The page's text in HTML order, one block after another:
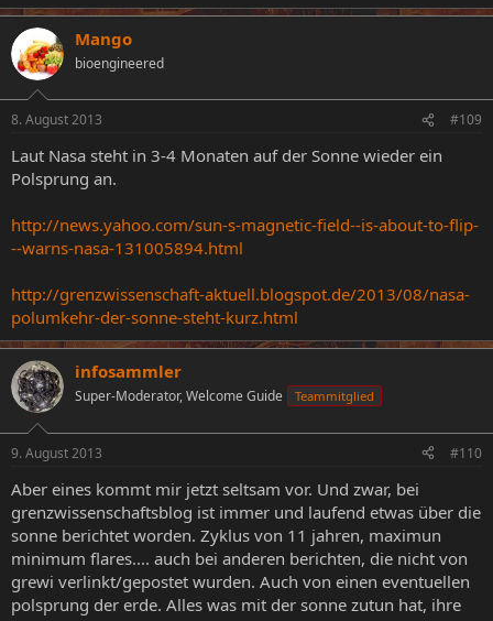
Mango
bioengineered
8. August 2013 #109
Laut Nasa steht in 3-4 Monaten auf der Sonne wieder ein
Polsprung an.
http://news.yahoo.com/sun-s-magnetic-field--is-about-to-flip-
--warns-nasa-131005894.html
http://grenzwissenschaft-aktuell.blogspot.de/2013/08/nasa-
polumkehr-der-sonne-steht-kurz.html
infosammler
Super-Moderator, Welcome Guide Teammitglied
9. August 2013 #110
Aber eines kommt mir jetzt seltsam vor. Und zwar, bei
grenzwissenschaftsblog ist immer und laufend etwas über die
sonne berichtet worden. Zyklus von 11 jahren, maximun
minimum flares.... auch bei anderen berichten, die nicht von
grewi verlinkt/gepostet wurden. Auch von einen eventuellen
polsprung der erde. Alles was mit der sonne zutun hat, ihre